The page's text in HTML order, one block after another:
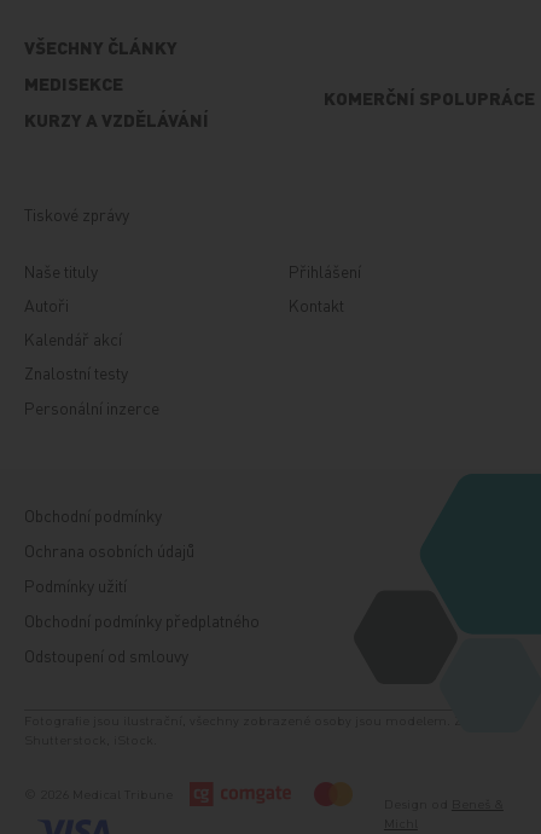
VŠECHNY ČLÁNKY
MEDISEKCE
KURZY A VZDĚLÁVÁNÍ
KOMERČNÍ SPOLUPRÁCE
Tiskové zprávy
Naše tituly
Autoři
Kalendář akcí
Znalostní testy
Personální inzerce
Přihlášení
Kontakt
Obchodní podmínky
Ochrana osobních údajů
Podmínky užití
Obchodní podmínky předplatného
Odstoupení od smlouvy